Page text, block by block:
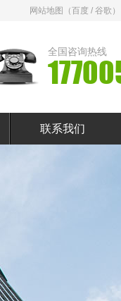
网站地图 （百度 / 谷歌 ）
全国咨询热线
联系我们